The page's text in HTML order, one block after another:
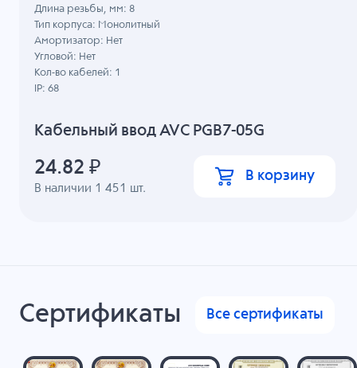
Кабельный ввод AVC PGB7-05G
В наличии 1 451 шт.
Длина резьбы, мм: 8
Тип корпуса: Монолитный
Амортизатор: Нет
Угловой: Нет
Кол-во кабелей: 1
IP: 68
24.82 ₽ В корзину
Сертификаты Все сертификаты